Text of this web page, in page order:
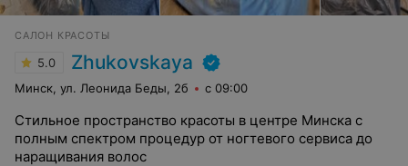
САЛОН КРАСОТЫ
5.0 Zhukovskaya
Минск, ул. Леонида Беды, 2б с 09:00
Стильное пространство красоты в центре Минска с
полным спектром процедур от ногтевого сервиса до
наращивания волос